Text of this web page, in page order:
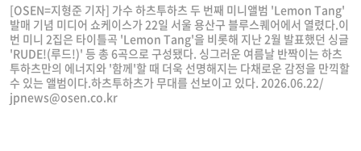
[OSEN=지형준 기자] 가수 하츠투하츠 두 번째 미니앨범 'Lemon Tang'
발매 기념 미디어 쇼케이스가 22일 서울 용산구 블루스퀘어에서 열렸다.이
번 미니 2집은 타이틀곡 'Lemon Tang'을 비롯해 지난 2월 발표했던 싱글
'RUDE!(루드!)' 등 총 6곡으로 구성됐다. 싱그러운 여름날 반짝이는 하츠
투하츠만의 에너지와 '함께'할 때 더욱 선명해지는 다채로운 감정을 만끽할
수 있는 앨범이다.하츠투하츠가 무대를 선보이고 있다. 2026.06.22/
jpnews@osen.co.kr